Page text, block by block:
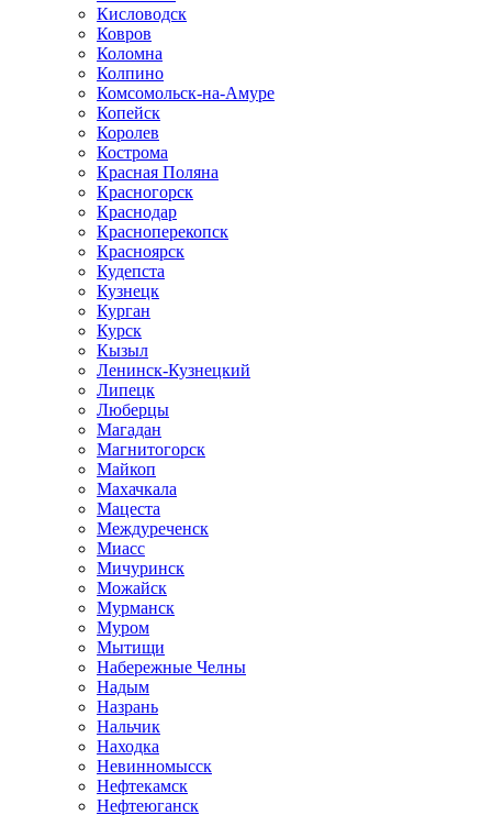
Кисловодск
Ковров
Коломна
Колпино
Комсомольск-на-Амуре
Копейск
Королев
Кострома
Красная Поляна
Красногорск
Краснодар
Красноперекопск
Красноярск
Кудепста
Кузнецк
Курган
Курск
Кызыл
Ленинск-Кузнецкий
Липецк
Люберцы
Магадан
Магнитогорск
Майкоп
Махачкала
Мацеста
Междуреченск
Миасс
Мичуринск
Можайск
Мурманск
Муром
Мытищи
Набережные Челны
Надым
Назрань
Нальчик
Находка
Невинномысск
Нефтекамск
Нефтеюганск